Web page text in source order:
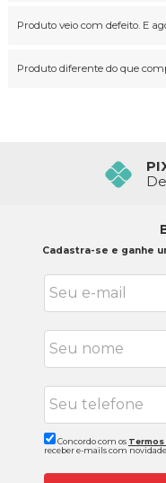
Produto veio com defeito. E
Produto diferente do que
Cadastra-se e ganhe
Concordo com os
receber e-mails com